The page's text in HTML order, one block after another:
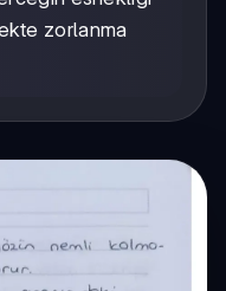
zorlanma